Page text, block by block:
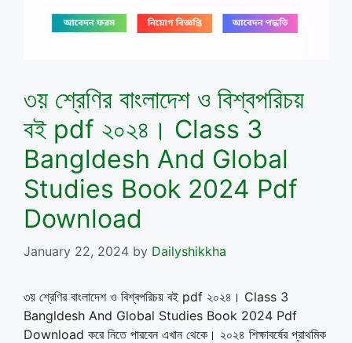
৩য় শ্রেণির বাংলাদেশ ও বিশ্বপরিচয়
বই pdf ২০২৪। Class 3
Bangldesh And Global
Studies Book 2024 Pdf
Download
January 22, 2024 by Dailyshikkha
৩য় শ্রেণির বাংলাদেশ ও বিশ্বপরিচয় বই pdf ২০২৪। Class 3
Bangldesh And Global Studies Book 2024 Pdf
Download করে নিতে পারবেন এখান থেকে। ২০২৪ শিক্ষাবর্ষের প্রাথমিক